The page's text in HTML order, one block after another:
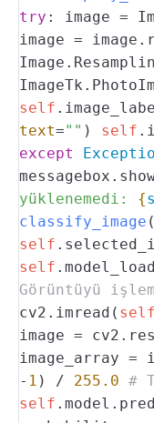
try :
image =
image =
self
text="" ) self
except
yüklenemedi: {
classify_image (
self
self
Görüntüyü
cv2.imread( self
image =
image_array =
- 1 ) / 255.0 #
self